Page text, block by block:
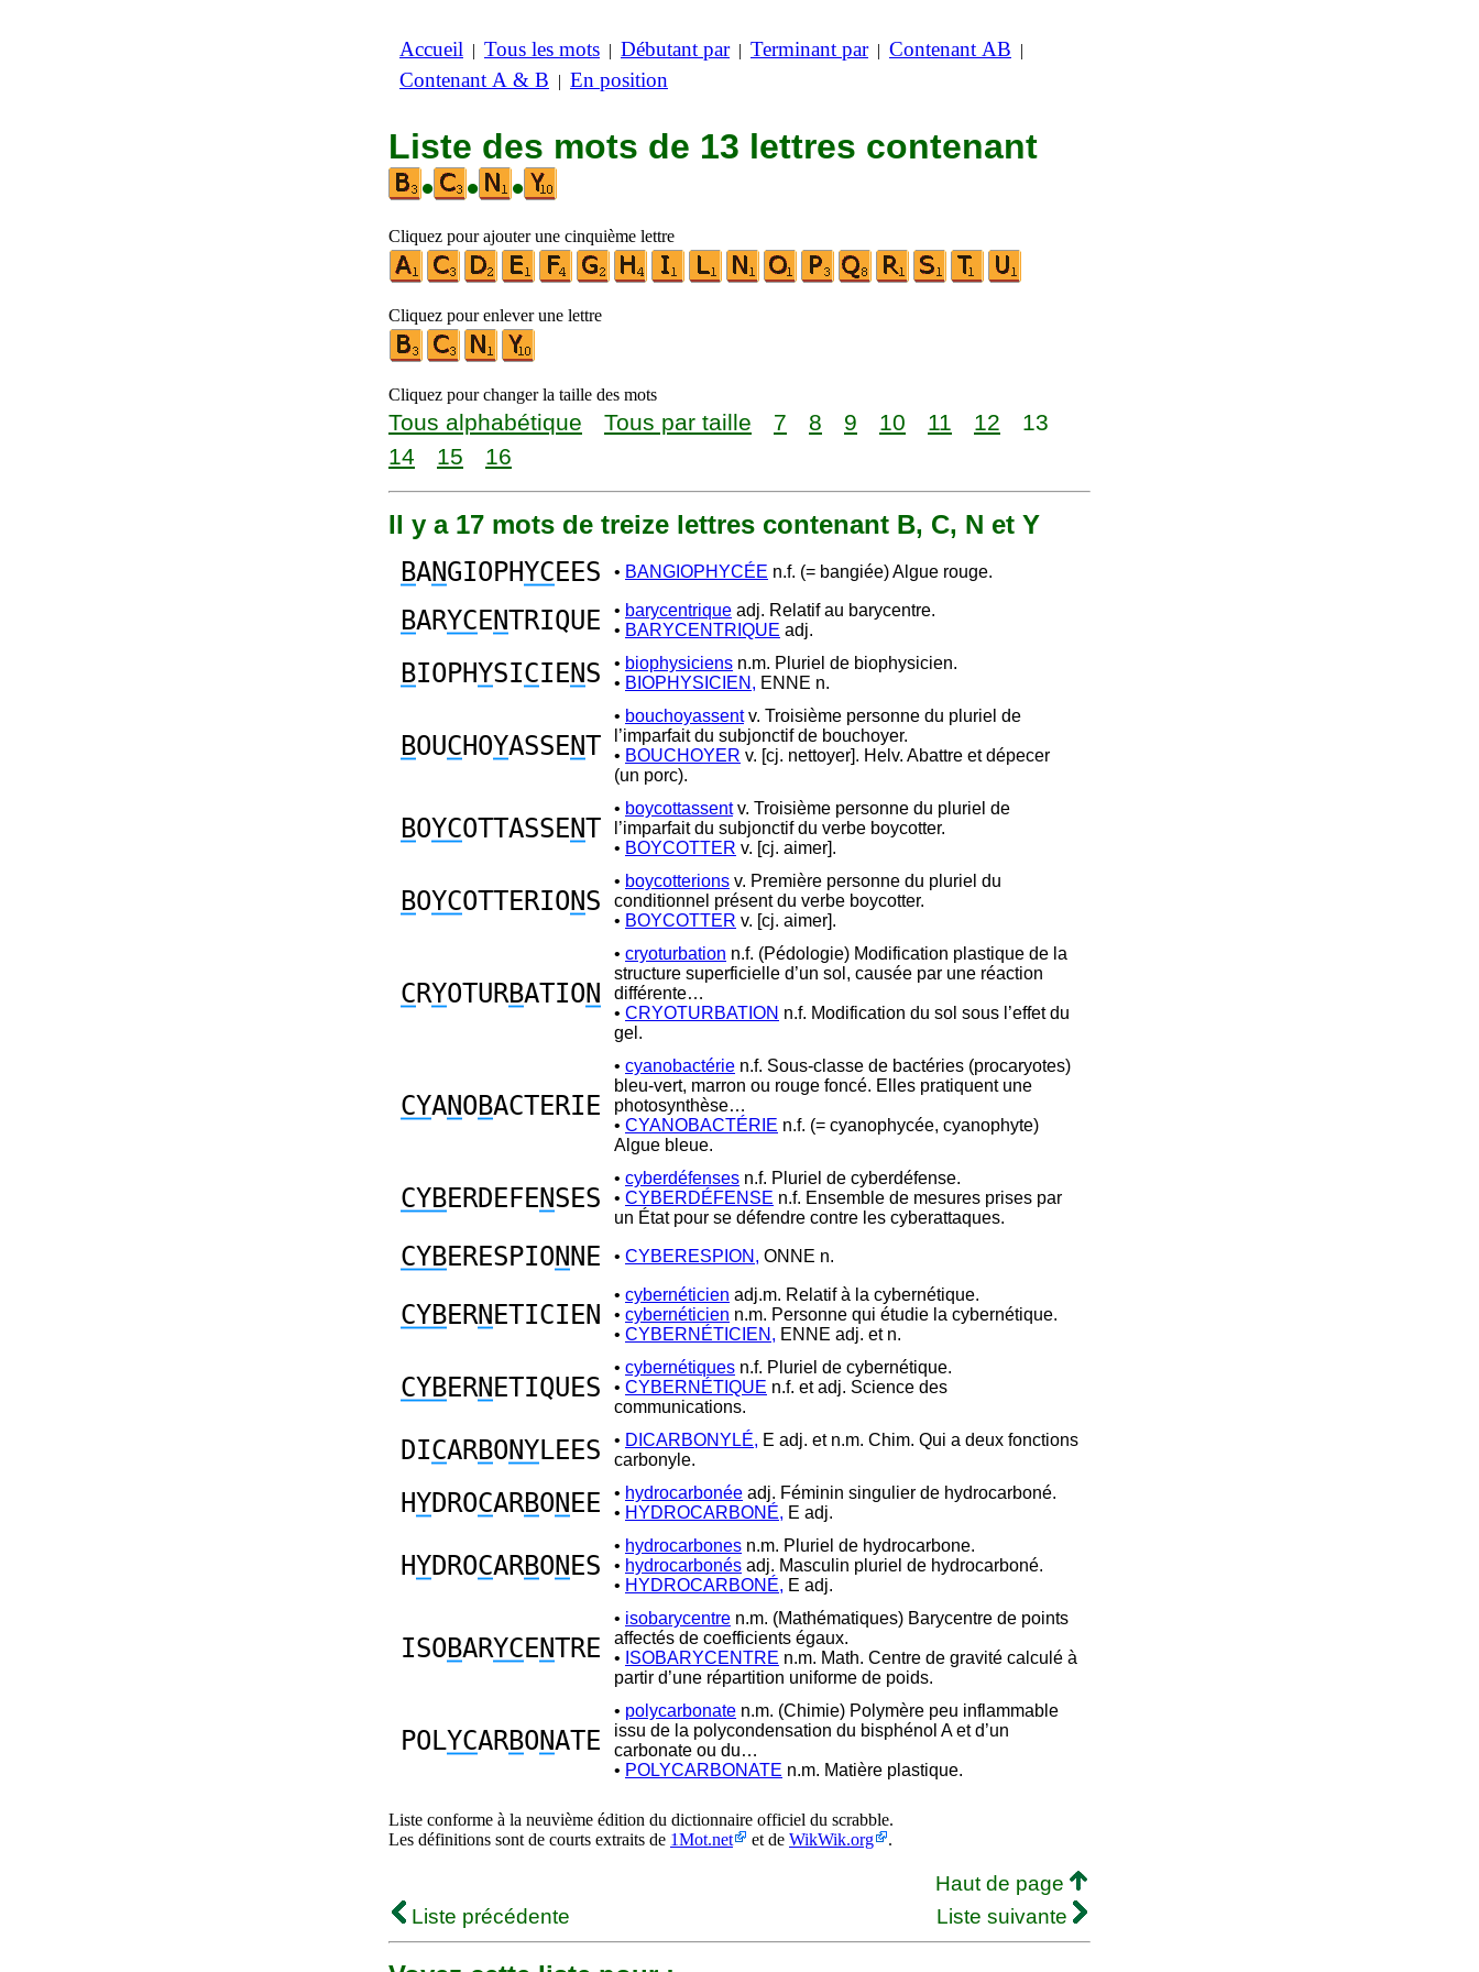
Accueil | Tous les mots | Débutant par| Terminant par| Contenant AB |
Contenant A & B | En position
Liste des mots de 13 lettres contenant
•
• •
Cliquez pour ajouter une cinquième lettre
Cliquez pour enlever une lettre
Cliquez pour changer la taille des mots
Tous alphabétique Tous par taille 7 8 9 10 11 12
13
14
15 16
Il y a 17 mots de treize lettres contenant B, C, N et Y
BANGIOPHYCEES • BANGIOPHYCÉE n.f. (= bangiée) Algue rouge.
BARYCENTRIQUE • barycentrique adj. Relatif au barycentre.
• BARYCENTRIQUE adj.
BIOPHYSICIENS • biophysiciens n.m. Pluriel de biophysicien.
• BIOPHYSICIEN, ENNE n.
BOUCHOYASSENT
• bouchoyassentv. Troisième personne du pluriel de
l’imparfait du subjonctif de bouchoyer.
• BOUCHOYER v. [cj. nettoyer]. Helv. Abattre et dépecer
(un porc).
BOYCOTTASSENT
• boycottassentv. Troisième personne du pluriel de
l’imparfait du subjonctif du verbe boycotter.
• BOYCOTTER v. [cj. aimer].
BOYCOTTERIONS
• boycotterions v. Première personne du pluriel du
conditionnel présent du verbe boycotter.
• BOYCOTTER v. [cj. aimer].
CRYOTURBATION
• cryoturbation n.f. (Pédologie) Modification plastique de la
structure superficielle d’un sol, causée par une réaction
différente…
• CRYOTURBATION n.f. Modification du sol sous l’effet du
gel.
CYANOBACTERIE
• cyanobactérie n.f. Sous-classe de bactéries (procaryotes)
bleu-vert, marron ou rouge foncé. Elles pratiquent une
photosynthèse…
• CYANOBACTÉRIE n.f. (= cyanophycée, cyanophyte)
Algue bleue.
CYBERDEFENSES
• cyberdéfenses n.f. Pluriel de cyberdéfense.
• CYBERDÉFENSE n.f. Ensemble de mesures prises par
un État pour se défendre contre les cyberattaques.
CYBERESPION NE • CYBERESPION, ONNE n.
CYBERN ETICIEN
• cybernéticien adj.m. Relatif à la cybernétique.
• cybernéticien n.m. Personne qui étudie la cybernétique.
• CYBERNÉTICIEN, ENNE adj. et n.
CYBERN ETIQUES
• cybernétiques n.f. Pluriel de cybernétique.
• CYBERNÉTIQUE n.f. et adj. Science des
communications.
DICARBONYLEES • DICARBONYLÉ, E adj. et n.m. Chim. Qui a deux fonctions
carbonyle.
HYDROCARBON EE • hydrocarbonée adj. Féminin singulier de hydrocarboné.
• HYDROCARBONÉ, E adj.
HYDROCARBON ES
• hydrocarbones n.m. Pluriel de hydrocarbone.
• hydrocarbonés adj. Masculin pluriel de hydrocarboné.
• HYDROCARBONÉ, E adj.
ISOBARYCENTRE
• isobarycentre n.m. (Mathématiques) Barycentre de points
affectés de coefficients égaux.
• ISOBARYCENTRE n.m. Math. Centre de gravité calculé à
partir d’une répartition uniforme de poids.
POLYCARBONATE
• polycarbonate n.m. (Chimie) Polymère peu inflammable
issu de la polycondensation du bisphénol A et d’un
carbonate ou du…
• POLYCARBONATE n.m. Matière plastique.
Liste conforme à la neuvième édition du dictionnaire officiel du scrabble.
Les définitions sont de courts extraits de 1Mot.net et de WikWik.org .
Haut de page
Liste précédente
Liste suivante